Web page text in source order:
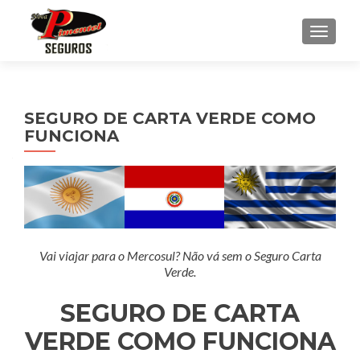
SEGURO DE CARTA VERDE COMO
FUNCIONA
Vai viajar para o Mercosul? Não vá sem o Seguro Carta
Verde.
SEGURO DE CARTA
VERDE COMO FUNCIONA